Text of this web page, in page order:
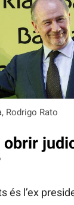
Rodrigo Rato
és l’ex